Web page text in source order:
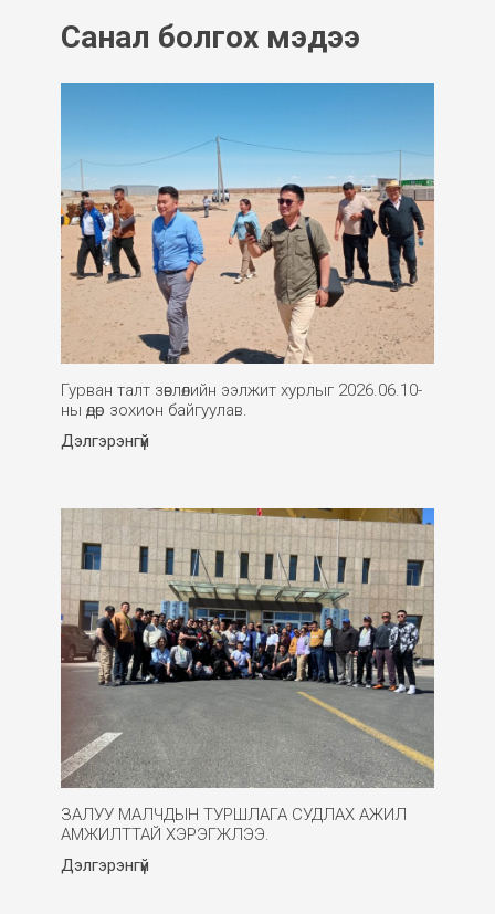
Санал болгох мэдээ
Гурван талт зөвлөлийн ээлжит хурлыг 2026.06.10-
ны өдөр зохион байгуулав.
Дэлгэрэнгүй
ЗАЛУУ МАЛЧДЫН ТУРШЛАГА СУДЛАХ АЖИЛ
АМЖИЛТТАЙ ХЭРЭГЖЛЭЭ.
Дэлгэрэнгүй